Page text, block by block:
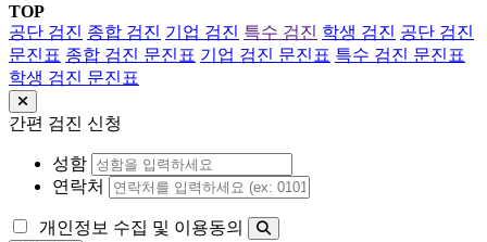
TOP
공단 검진 종합 검진 기업 검진 특수 검진 학생 검진 공단 검진
문진표 종합 검진 문진표 기업 검진 문진표 특수 검진 문진표
학생 검진 문진표
간편 검진 신청
성함
연락처
개인정보 수집 및 이용동의